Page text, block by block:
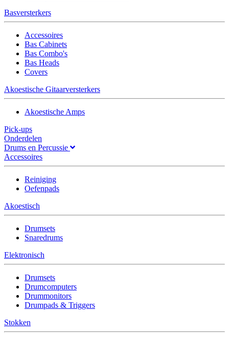
Basversterkers
Accessoires
Bas Cabinets
Bas Combo's
Bas Heads
Covers
Akoestische Gitaarversterkers
Akoestische Amps
Pick-ups
Onderdelen
Drums en Percussie
Accessoires
Reiniging
Oefenpads
Akoestisch
Drumsets
Snaredrums
Elektronisch
Drumsets
Drumcomputers
Drummonitors
Drumpads & Triggers
Stokken